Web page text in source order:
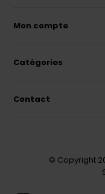
Mon compte
Catégories
Contact
© Copyright